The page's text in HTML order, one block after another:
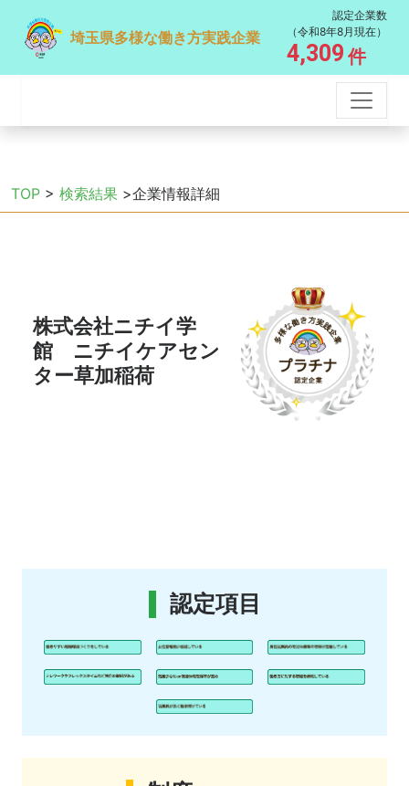
埼玉県多様な働き方実践企業
認定企業数
（令和8年8月現在）
4,309 件
TOP > 検索結果 >企業情報詳細
株式会社ニチイ学
館 ニチイケアセン
ター草加稲荷
認定項目